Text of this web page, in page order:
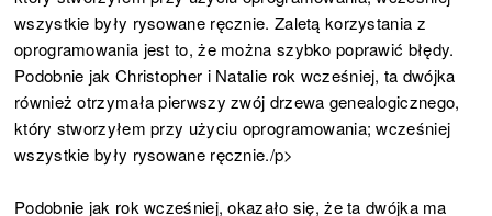
wszystkie były rysowane ręcznie. Zaletą korzystania z
oprogramowania jest to, że można szybko poprawić błędy.
Podobnie jak Christopher i Natalie rok wcześniej, ta dwójka
również otrzymała pierwszy zwój drzewa genealogicznego,
który stworzyłem przy użyciu oprogramowania; wcześniej
wszystkie były rysowane ręcznie./p>
Podobnie jak rok wcześniej, okazało się, że ta dwójka ma